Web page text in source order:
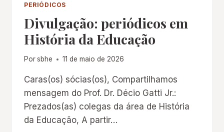
E
RESULTADOS
DA
PESQUISA
PERIÓDICOS
Divulgação: periódicos em
História da Educação
Porsbhe 11 de maio de 2026
Caras(os) sócias(os), Compartilhamos
mensagem do Prof. Dr. Décio Gatti Jr.:
Prezados(as) colegas da área de História
da Educação, A partir…